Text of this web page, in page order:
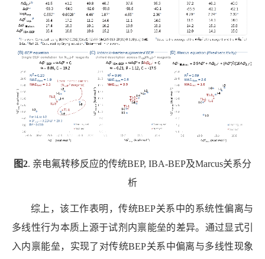
图2. 亲电氟转移反应的传统BEP, IBA-BEP及Marcus关系分
析
综上，该工作表明，传统BEP关系中的系统性偏离与
多线性行为本质上源于试剂内禀能垒的差异。通过显式引
入内禀能垒，实现了对传统BEP关系中偏离与多线性现象